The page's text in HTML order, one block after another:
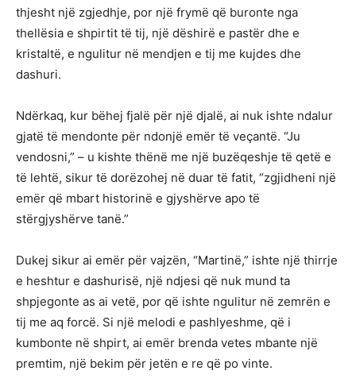
thjesht një zgjedhje, por një frymë që buronte nga
thellësia e shpirtit të tij, një dëshirë e pastër dhe e
kristaltë, e ngulitur në mendjen e tij me kujdes dhe
dashuri.
Ndërkaq, kur bëhej fjalë për një djalë, ai nuk ishte ndalur
gjatë të mendonte për ndonjë emër të veçantë. “Ju
vendosni,” – u kishte thënë me një buzëqeshje të qetë e
të lehtë, sikur të dorëzohej në duar të fatit, “zgjidheni një
emër që mbart historinë e gjyshërve apo të
stërgjyshërve tanë.”
Dukej sikur ai emër për vajzën, “Martinë,” ishte një thirrje
e heshtur e dashurisë, një ndjesi që nuk mund ta
shpjegonte as ai vetë, por që ishte ngulitur në zemrën e
tij me aq forcë. Si një melodi e pashlyeshme, që i
kumbonte në shpirt, ai emër brenda vetes mbante një
premtim, një bekim për jetën e re që po vinte.